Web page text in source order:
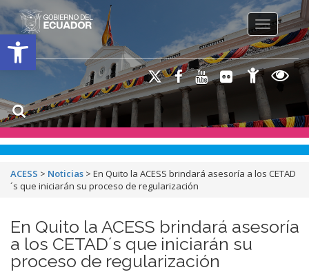
Open toolbar
Toggle
ACESS > Noticias > En Quito la ACESS brindará asesoría a los CETAD
´s que iniciarán su proceso de regularización
En Quito la ACESS brindará asesoría
a los CETAD´s que iniciarán su
proceso de regularización